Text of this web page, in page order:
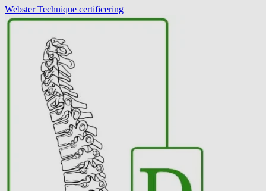
Webster Technique certificering